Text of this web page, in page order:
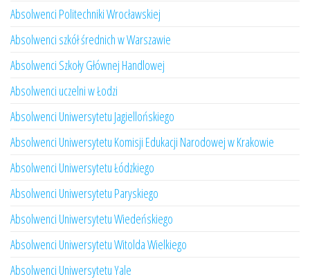
Absolwenci Politechniki Wrocławskiej
Absolwenci szkół średnich w Warszawie
Absolwenci Szkoły Głównej Handlowej
Absolwenci uczelni w Łodzi
Absolwenci Uniwersytetu Jagiellońskiego
Absolwenci Uniwersytetu Komisji Edukacji Narodowej w Krakowie
Absolwenci Uniwersytetu Łódzkiego
Absolwenci Uniwersytetu Paryskiego
Absolwenci Uniwersytetu Wiedeńskiego
Absolwenci Uniwersytetu Witolda Wielkiego
Absolwenci Uniwersytetu Yale